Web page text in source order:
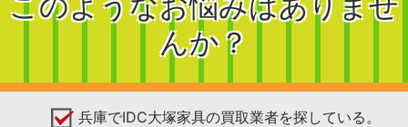
んか？
兵庫でIDC大塚家具の買取業者を探している。